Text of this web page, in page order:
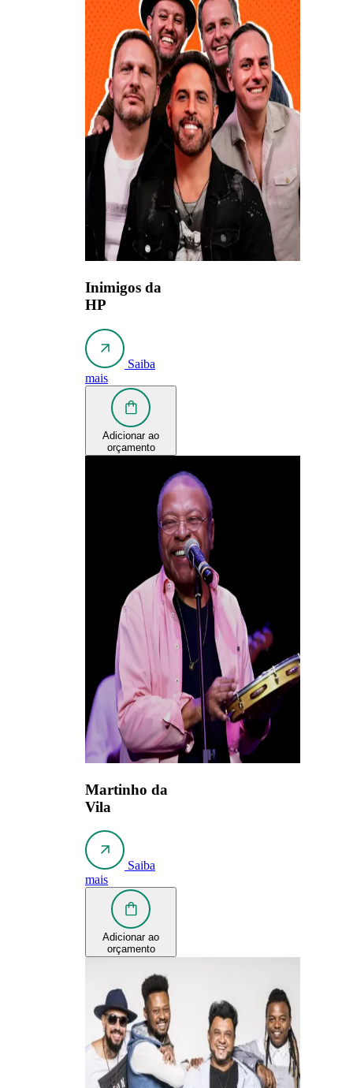
Inimigos da
HP
Saiba
mais
Adicionar ao
orçamento
Martinho da
Vila
Saiba
mais
Adicionar ao
orçamento